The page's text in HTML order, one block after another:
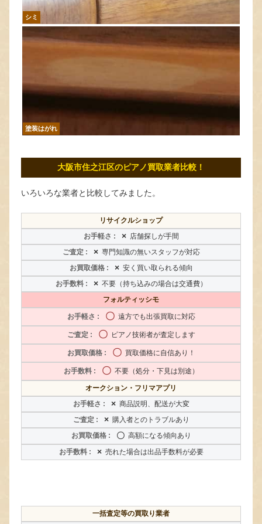
シミ
塗装はがれ
大阪市住之江区のピアノ買取業者比較！
いろいろな業者と比較してみました。
リサイクルショップ
× 店舗探しが手間
× 専門知識の無いスタッフが対応
× 安く買い取られる傾向
× 不要（持ち込みの場合は交通費）
フォルティッシモ
〇 遠方でも出張買取に対応
〇 ピアノ技術者が査定します
〇 買取価格に自信あり！
〇 不要（処分・下見は別途）
オークション・フリマアプリ
× 商品説明、配送が大変
× 購入者とのトラブルあり
〇 高額になる傾向あり
× 売れた場合は出品手数料が必要
一括査定等の買取り業者